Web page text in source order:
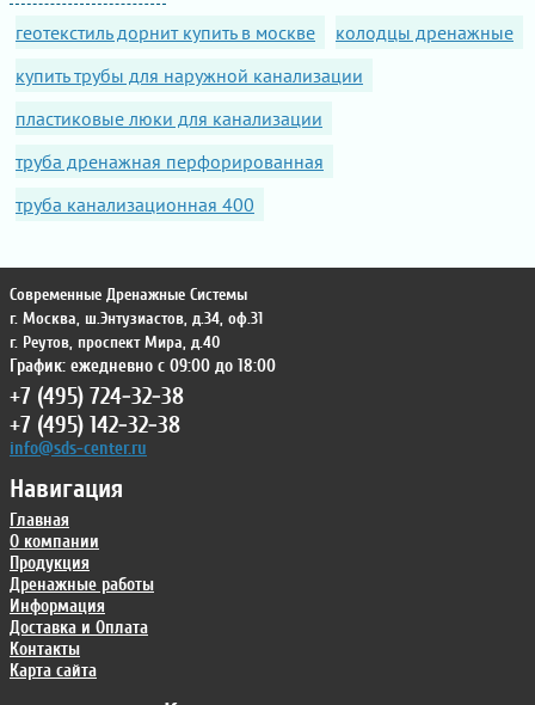
геотекстиль дорнит купить в москве
колодцы дренажные
купить трубы для наружной канализации
пластиковые люки для канализации
труба дренажная перфорированная
труба канализационная 400
Навигация
Главная
О компании
Продукция
Дренажные работы
Информация
Доставка и Оплата
Контакты
Карта сайта
Современные Дренажные Системы
г. Москва, ш.Энтузиастов, д.34, оф.31
г. Реутов, проспект Мира, д.40
График: ежедневно с 09:00 до 18:00
+7 (495) 724-32-38
+7 (495) 142-32-38
info@sds-center.ru